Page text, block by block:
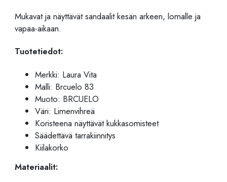
Mukavat ja näyttävät sandaalit kesän arkeen, lomalle ja
vapaa-aikaan.
Tuotetiedot:
Merkki: Laura Vita
Malli: Brcuelo 83
Muoto: BRCUELO
Väri: Limenvihreä
Koristeena näyttävät kukkasomisteet
Säädettävä tarrakiinnitys
Kiilakorko
Materiaalit: